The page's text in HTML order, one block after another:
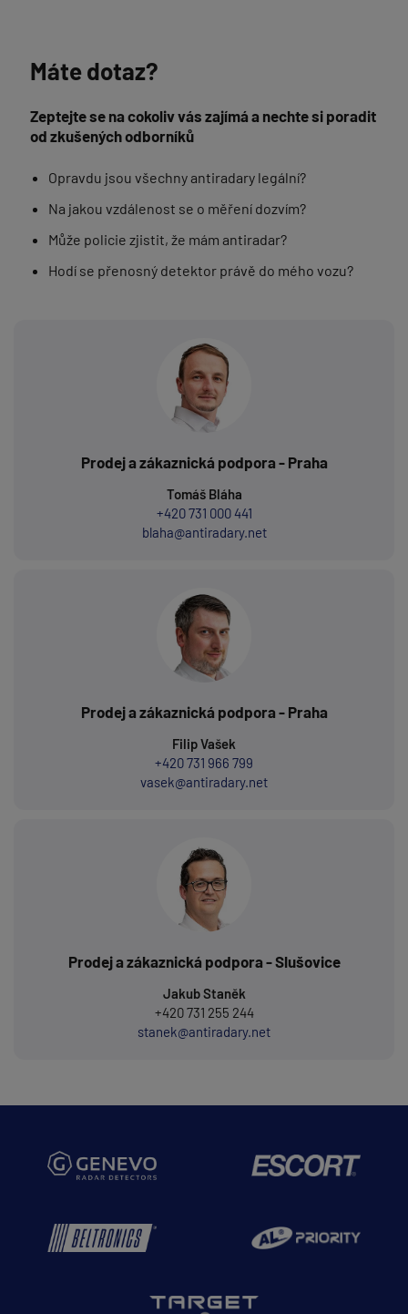
Máte dotaz?
Zeptejte se na cokoliv vás zajímá a nechte si poradit
od zkušených odborníků
Opravdu jsou všechny antiradary legální?
Na jakou vzdálenost se o měření dozvím?
Může policie zjistit, že mám antiradar?
Hodí se přenosný detektor právě do mého vozu?
Prodej a zákaznická podpora - Praha
Tomáš Bláha
+420 731 000 441
blaha@antiradary.net
Prodej a zákaznická podpora - Praha
Filip Vašek
+420 731 966 799
vasek@antiradary.net
Prodej a zákaznická podpora - Slušovice
Jakub Staněk
+420 731 255 244
stanek@antiradary.net